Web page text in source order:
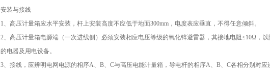
安装与接线
1、高压计量箱应水平安装，杆上安装高度不应低于地面300mm，电度表应垂直，不得任意倾斜。
2、高压计量箱电源端（一次进线侧）必须安装相应电压等级的氧化锌避雷器，其接地电阻≤10Ω，
的电器及用电设备。
3、接线，应辨明电网电源的相序A、B、C与高压电能计量箱，导电杆的相序A、B、C各相分别对应